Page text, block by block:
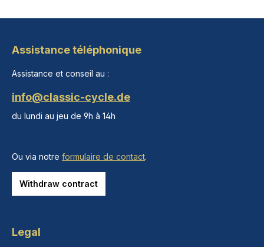
Assistance téléphonique
Assistance et conseil au :
info@classic-cycle.de
du lundi au jeu de 9h à 14h
Ou via notre formulaire de contact.
Withdraw contract
Legal